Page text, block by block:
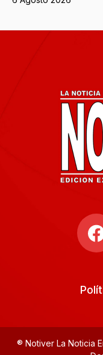
® Notiver La Noticia